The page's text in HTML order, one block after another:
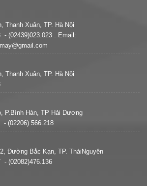
Thanh Xuân, TP. Hà Nội
- (02439)023.023 . Email:
Thanh Xuân, TP. Hà Nội
P.Bình Hàn, TP Hải Dương
- (02206) 566.218
Đường Bắc Kạn, TP. TháiNguyên
- (02082)476.136